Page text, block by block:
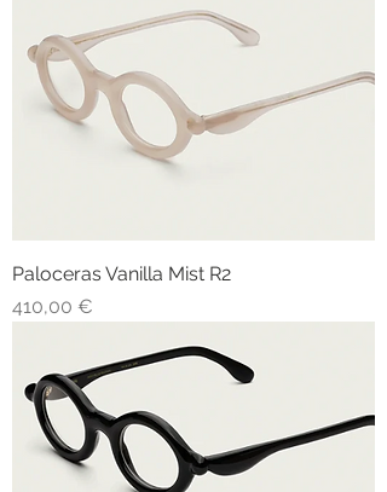
Paloceras Vanilla Mist R2
Prezzo
410,00 €